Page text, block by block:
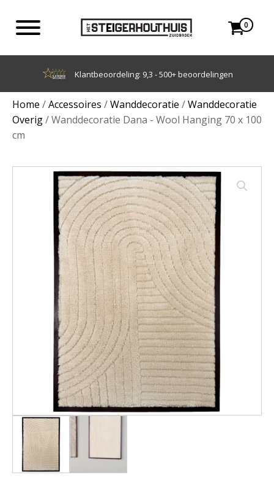
0
Achteraf betalen met Klarna
Home /Accessoires /Wanddecoratie /Wanddecoratie
Overig/ Wanddecoratie Dana - Wool Hanging 70 x 100
cm